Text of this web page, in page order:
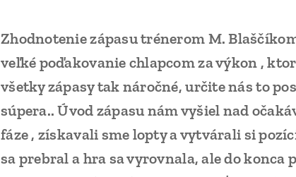
Zhodnotenie zápasu trénerom M.
veľké poďakovanie chlapcom za výkon ,
všetky zápasy tak náročné, určite nás to
súpera.. Úvod zápasu nám vyšiel nad
fáze , získavali sme lopty a vytvárali si
sa prebral a hra sa vyrovnala, ale do